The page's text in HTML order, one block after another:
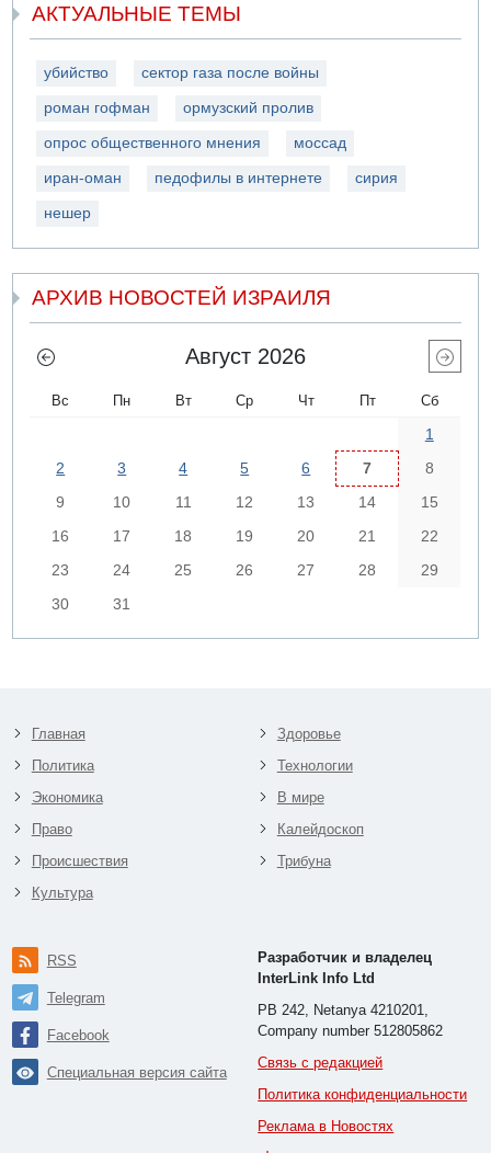
АКТУАЛЬНЫЕ ТЕМЫ
убийство сектор газа после войны
роман гофман ормузский пролив
опрос общественного мнения моссад
иран-оман педофилы в интернете сирия
нешер
АРХИВ НОВОСТЕЙ ИЗРАИЛЯ
Август 2026
Вс Пн Вт Ср Чт Пт Сб
1
2
3 4 5 6 7
8
9
10 11 12 13 14
15
16
17 18 19 20 21
22
23
24 25 26 27 28
29
30
31
Главная
Политика
Экономика
Право
Происшествия
Культура
Здоровье
Технологии
В мире
Калейдоскоп
Трибуна
RSS
Telegram
Facebook
Специальная версия сайта
Разработчик и владелец
InterLink Info Ltd
PB 242, Netanya 4210201,
Company number 512805862
Связь с редакцией
Политика конфиденциальности
Реклама в Новостях